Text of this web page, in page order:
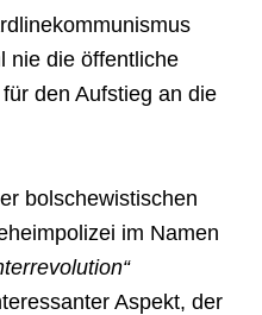
nie die öffentliche
den Aufstieg an die
bolschewistischen
im Namen
Aspekt, der